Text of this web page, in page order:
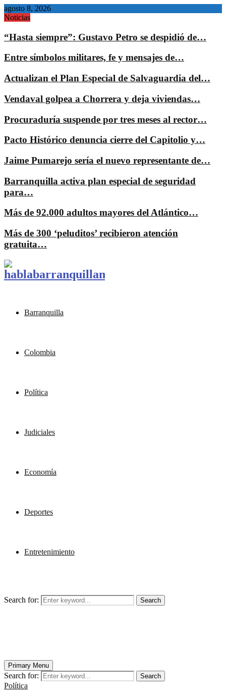
agosto 8, 2026
Noticias
“Hasta siempre”: Gustavo Petro se despidió de…
Entre símbolos militares, fe y mensajes de…
Actualizan el Plan Especial de Salvaguardia del…
Vendaval golpea a Chorrera y deja viviendas…
Procuraduría suspende por tres meses al rector…
Pacto Histórico denuncia cierre del Capitolio y…
Jaime Pumarejo sería el nuevo representante de…
Barranquilla activa plan especial de seguridad
para…
Más de 92.000 adultos mayores del Atlántico…
Más de 300 ‘peluditos’ recibieron atención
gratuita…
Barranquilla
Colombia
Política
Judiciales
Economía
Deportes
Entretenimiento
Search for: Search
Primary Menu
Search for: Search
Política